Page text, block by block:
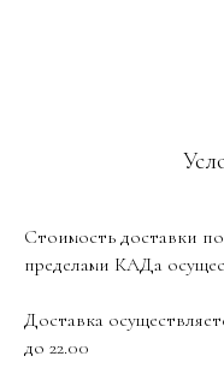
Стоимость доставки
пределами КАДа
Доставка
до 22.00